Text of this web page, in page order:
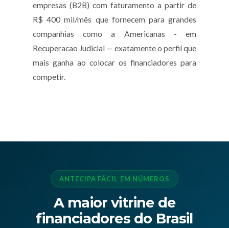
empresas (B2B) com faturamento a partir de
R$ 400 mil/mês que fornecem para grandes
companhias como a Americanas - em
Recuperacao Judicial — exatamente o perfil que
mais ganha ao colocar os financiadores para
competir.
ANTECIPA FÁCIL EM NÚMEROS
A maior vitrine de
financiadores do Brasil